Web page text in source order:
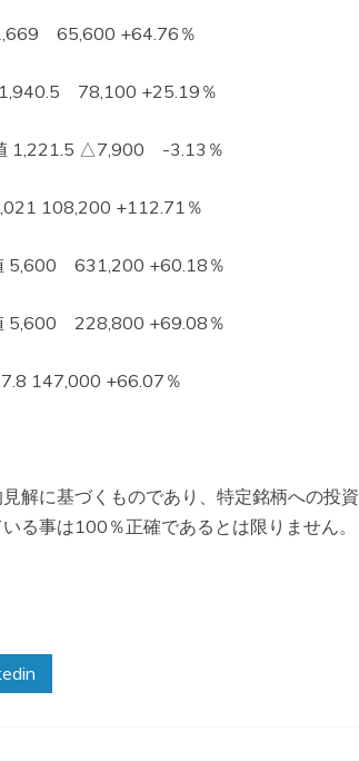
65,600 +64.76％
78,100 +25.19％
1,221.5 △7,900 -3.13％
108,200 +112.71％
5,600 631,200 +60.18％
5,600 228,800 +69.08％
147,000 +66.07％
解に基づくものであり、特定銘柄への投資
る事は100％正確であるとは限りません。